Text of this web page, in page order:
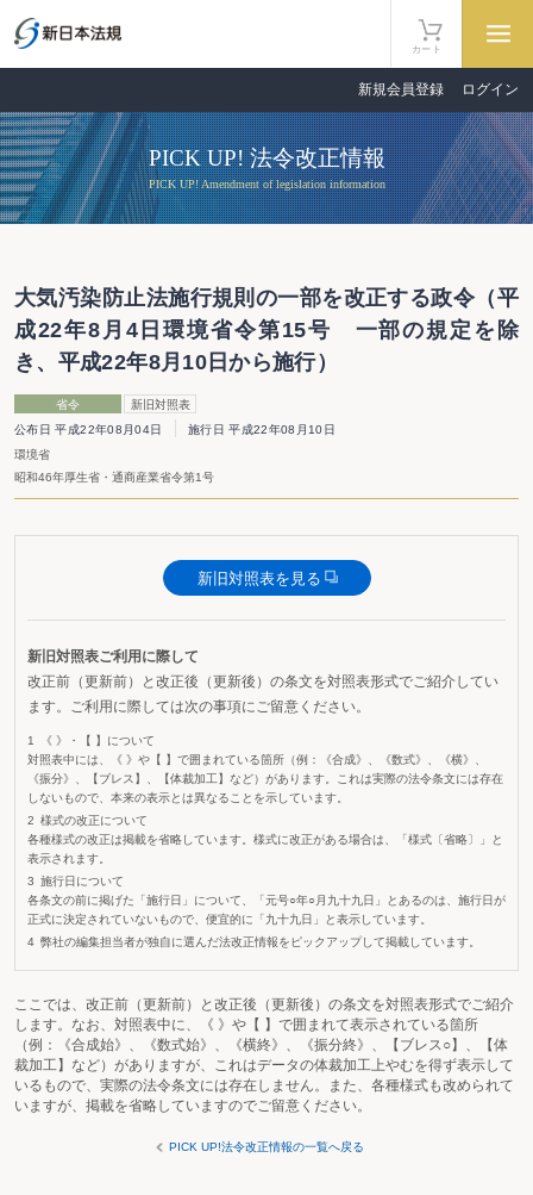
カート
新規会員登録 ログイン
PICK UP! 法令改正情報
PICK UP! Amendment of legislation information
大気汚染防止法施行規則の一部を改正する政令（平
成22年8月4日環境省令第15号 一部の規定を除
き、平成22年8月10日から施行）
省令
新旧対照表
公布日 平成22年08月04日
施行日 平成22年08月10日
環境省
昭和46年厚生省・通商産業省令第1号
新旧対照表を見る
新旧対照表ご利用に際して
改正前（更新前）と改正後（更新後）の条文を対照表形式でご紹介してい
ます。ご利用に際しては次の事項にご留意ください。
《 》・【 】について
対照表中には、《 》や【 】で囲まれている箇所（例：《合成》、《数式》、《横》、
《振分》、【ブレス】、【体裁加工】など）があります。これは実際の法令条文には存在
しないもので、本来の表示とは異なることを示しています。
様式の改正について
各種様式の改正は掲載を省略しています。様式に改正がある場合は、「様式〔省略〕」と
表示されます。
施行日について
各条文の前に掲げた「施行日」について、「元号○年○月九十九日」とあるのは、施行日が
正式に決定されていないもので、便宜的に「九十九日」と表示しています。
弊社の編集担当者が独自に選んだ法改正情報をピックアップして掲載しています。
ここでは、改正前（更新前）と改正後（更新後）の条文を対照表形式でご紹介
します。なお、対照表中に、《 》や【 】で囲まれて表示されている箇所
（例：《合成始》、《数式始》、《横終》、《振分終》、【ブレス○】、【体
裁加工】など）がありますが、これはデータの体裁加工上やむを得ず表示して
いるもので、実際の法令条文には存在しません。また、各種様式も改められて
いますが、掲載を省略していますのでご留意ください。
PICK UP!法令改正情報の一覧へ戻る